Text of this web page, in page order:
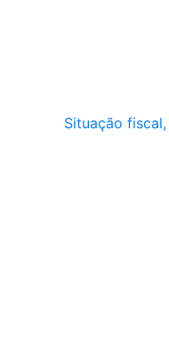
Situação